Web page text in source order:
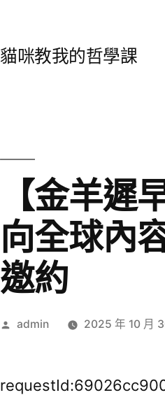
貓咪教我的哲學課
【金羊遲
向全球內
邀約
作
admin 2025 年 10 月